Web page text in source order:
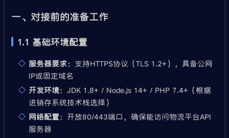
一、对接前的准备工作
1.1 基础环境配置
服务器要求：支持HTTPS协议（TLS 1.2+），具备公网
IP或固定域名
开发环境：JDK 1.8+ / Node.js 14+ / PHP 7.4+（根据
进销存系统技术栈选择）
网络配置：开放80/443端口，确保能访问物流平台API
服务器